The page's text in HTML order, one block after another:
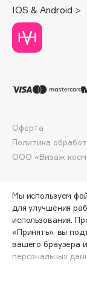
Dessange
Dior
Dolce & Gabbana
DP Daily Perfection
Dr. Vranjes Firenze
Dr.Jart+
DSD de Luxe
Dyson
СООБЩИТЬ О
IOS & Android >
ООО «Визаж
Оферта
Политика
Мы используем
для улучшения
использования.
«Принять», вы
вашего браузера
персональных